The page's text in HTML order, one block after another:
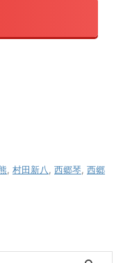
村田新八 西郷琴 西郷